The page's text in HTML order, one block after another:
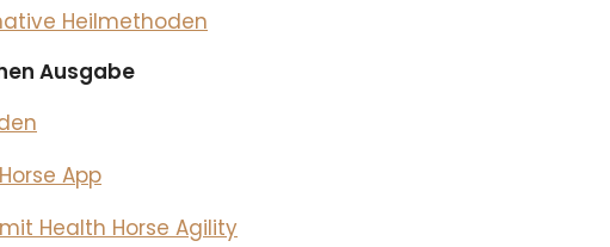
Heilmethoden
Ausgabe
App
Health Horse Agility